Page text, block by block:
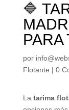
🔷
PARA
por
Flotante | 0
La tarima